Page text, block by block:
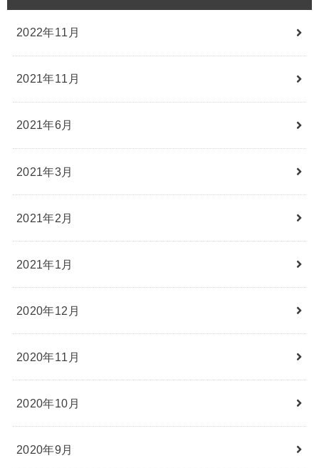
2022年11月
2021年11月
2021年6月
2021年3月
2021年2月
2021年1月
2020年12月
2020年11月
2020年10月
2020年9月